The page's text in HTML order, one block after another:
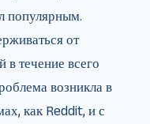
популярным.
от
течение всего
возникла в
как Reddit, и с